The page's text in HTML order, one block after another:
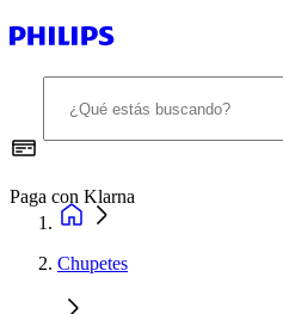
Paga con Klarna
Chupetes